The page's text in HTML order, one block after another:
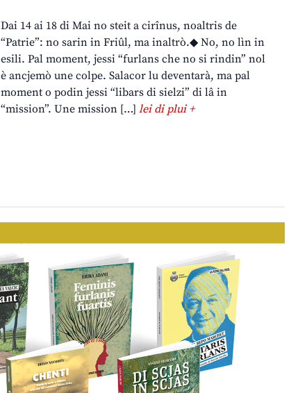
Dai 14 ai 18 di Mai no steit a cirînus, noaltris de
“Patrie”: no sarin in Friûl, ma inaltrò.◆ No, no lìn in
esili. Pal moment, jessi “furlans che no si rindin” nol
è ancjemò une colpe. Salacor lu deventarà, ma pal
moment o podin jessi “libars di sielzi” di lâ in
“mission”. Une mission […]lei di plui +